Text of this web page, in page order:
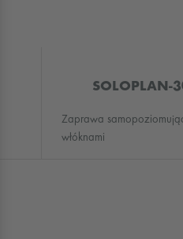
SOLOPLAN-
Zaprawa
włóknami